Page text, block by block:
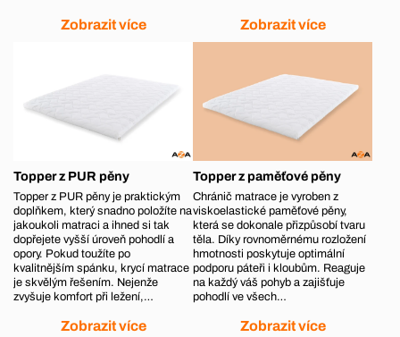
Zobrazit více Zobrazit více
Topper z PUR pěny
Topper z PUR pěny je praktickým
doplňkem, který snadno položíte na
jakoukoli matraci a ihned si tak
dopřejete vyšší úroveň pohodlí a
opory. Pokud toužíte po
kvalitnějším spánku, krycí matrace
je skvělým řešením. Nejenže
zvyšuje komfort při ležení,…
Zobrazit více
Topper z paměťové pěny
Chránič matrace je vyroben z
viskoelastické paměťové pěny,
která se dokonale přizpůsobí tvaru
těla. Díky rovnoměrnému rozložení
hmotnosti poskytuje optimální
podporu páteři i kloubům. Reaguje
na každý váš pohyb a zajišťuje
pohodlí ve všech…
Zobrazit více